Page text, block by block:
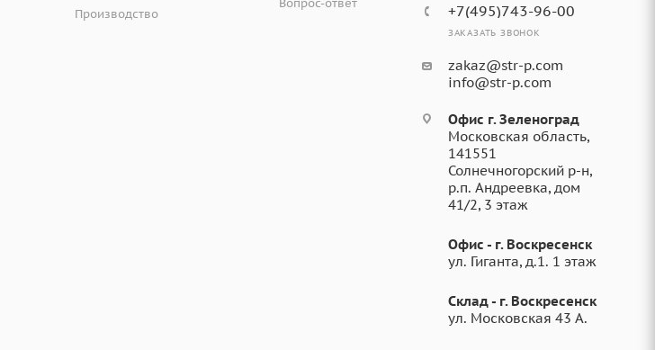
Производство
Вопрос-ответ
+7(495)743-96-00
ЗАКАЗАТЬ ЗВОНОК
zakaz@str-p.com
info@str-p.com
Офис г. Зеленоград
Московская область,
141551
Солнечногорский р-н,
р.п. Андреевка, дом
41/2, 3 этаж
Офис - г. Воскресенск
ул. Гиганта, д.1. 1 этаж
Склад - г. Воскресенск
ул. Московская 43 А.